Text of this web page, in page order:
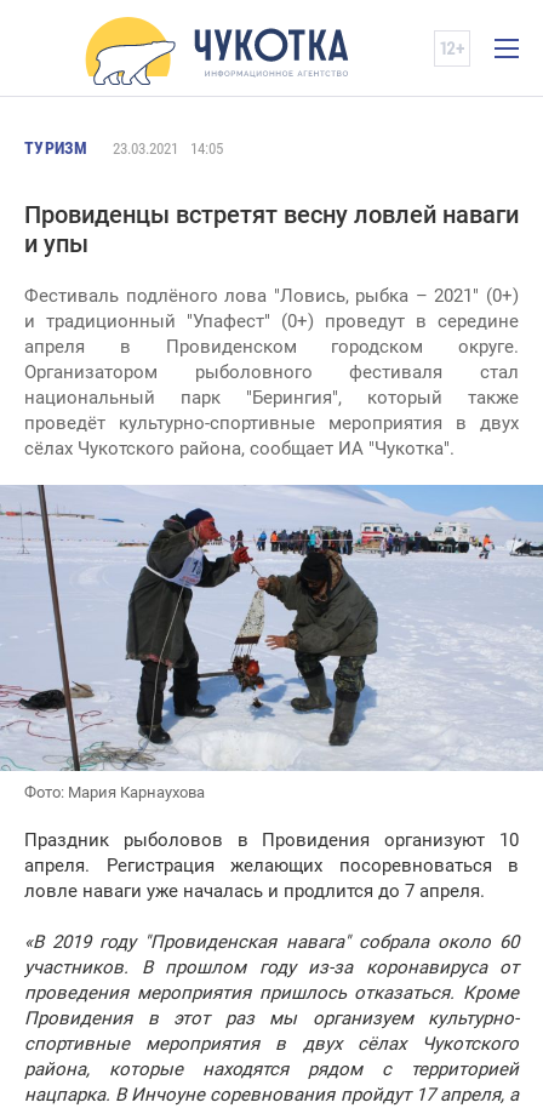
ТУРИЗМ 23.03.2021 14:05
Провиденцы встретят весну ловлей наваги
и упы
Фестиваль подлёного лова "Ловись, рыбка – 2021" (0+)
и традиционный "Упафест" (0+) проведут в середине
апреля в Провиденском городском округе.
Организатором рыболовного фестиваля стал
национальный парк "Берингия", который также
проведёт культурно-спортивные мероприятия в двух
сёлах Чукотского района, сообщает ИА "Чукотка".
Фото: Мария Карнаухова
Праздник рыболовов в Провидения организуют 10
апреля. Регистрация желающих посоревноваться в
ловле наваги уже началась и продлится до 7 апреля.
«В 2019 году "Провиденская навага" собрала около 60
участников. В прошлом году из-за коронавируса от
проведения мероприятия пришлось отказаться. Кроме
Провидения в этот раз мы организуем культурно-
спортивные мероприятия в двух сёлах Чукотского
района, которые находятся рядом с территорией
нацпарка. В Инчоуне соревнования пройдут 17 апреля, а